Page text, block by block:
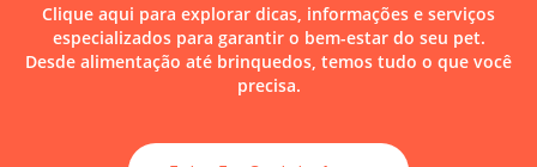
Clique aqui para explorar dicas, informações e serviços
especializados para garantir o bem-estar do seu pet.
Desde alimentação até brinquedos, temos tudo o que você
precisa.